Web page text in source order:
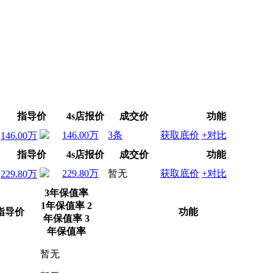
指导价 4s店报价 成交价
功能
146.00万 146.00万 3条 获取底价 +对比
指导价 4s店报价 成交价
功能
229.80万 229.80万 暂无 获取底价 +对比
导价
3年保值率
1年保值率 2
年保值率 3
年保值率
功能
暂无